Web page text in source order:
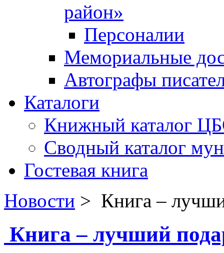
район»
Персоналии
Мемориальные
Автографы
Каталоги
Книжный каталог
Сводный каталог
Гостевая книга
Новости > Книга –
Книга – лучший